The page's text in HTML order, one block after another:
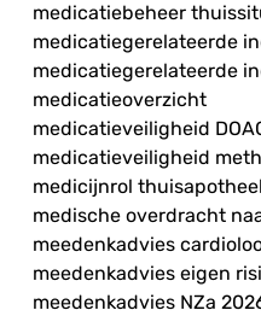
medicatiebeheer
medicatiegerelateerde
medicatiegerelateerde
medicatieoverzicht
medicatieveiligheid
medicatieveiligheid
medicijnrol
medische overdracht
meedenkadvies
meedenkadvies eigen
meedenkadvies NZa